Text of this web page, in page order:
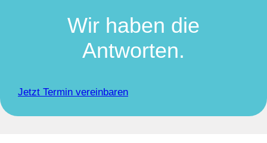
Wir haben die
Antworten.
Jetzt Termin vereinbaren